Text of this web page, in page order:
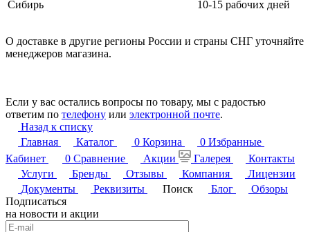
Сибирь 10-15 рабочих дней
О доставке в другие регионы России и страны СНГ уточняйте
менеджеров магазина.
Если у вас остались вопросы по товару, мы с радостью
ответим по телефону или электронной почте.
Назад к списку
Главная
Каталог 0 Корзина 0 Избранные
Кабинет
0 Сравнение Акции Галерея
Контакты
Услуги
Бренды Отзывы Компания
Лицензии
Документы
Реквизиты Поиск Блог
Обзоры
Подписаться
на новости и акции